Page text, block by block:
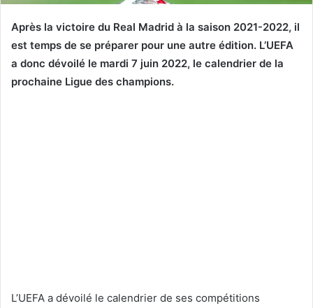
Après la victoire du Real Madrid à la saison 2021-2022, il
est temps de se préparer pour une autre édition. L’UEFA
a donc dévoilé le mardi 7 juin 2022, le calendrier de la
prochaine Ligue des champions.
L’UEFA a dévoilé le calendrier de ses compétitions